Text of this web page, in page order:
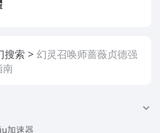
搜索
幻灵召唤师蔷薇贞德强
南
加速器